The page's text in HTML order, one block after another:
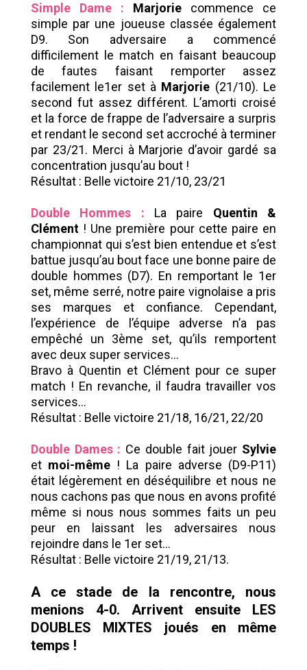
Simple Dame : Marjorie commence ce
simple par une joueuse classée également
D9. Son adversaire a commencé
difficilement le match en faisant beaucoup
de fautes faisant remporter assez
facilement le1er set à Marjorie (21/10). Le
second fut assez différent. L’amorti croisé
et la force de frappe de l’adversaire a surpris
et rendant le second set accroché à terminer
par 23/21. Merci à Marjorie d’avoir gardé sa
concentration jusqu’au bout !
Résultat : Belle victoire 21/10, 23/21
Double Hommes : La paire Quentin &
Clément! Une première pour cette paire en
championnat qui s’est bien entendue et s’est
battue jusqu’au bout face une bonne paire de
double hommes (D7). En remportant le 1er
set, même serré, notre paire vignolaise a pris
ses marques et confiance. Cependant,
l’expérience de l’équipe adverse n’a pas
empêché un 3ème set, qu’ils remportent
avec deux super services…
Bravo à Quentin et Clément pour ce super
match ! En revanche, il faudra travailler vos
services…
Résultat : Belle victoire 21/18, 16/21, 22/20
Double Dames : Ce double fait jouer Sylvie
et moi-même ! La paire adverse (D9-P11)
était légèrement en déséquilibre et nous ne
nous cachons pas que nous en avons profité
même si nous nous sommes faits un peu
peur en laissant les adversaires nous
rejoindre dans le 1er set…
Résultat : Belle victoire 21/19, 21/13.
A ce stade de la rencontre, nous
menions 4-0. Arrivent ensuite LES
DOUBLES MIXTES joués en même
temps !